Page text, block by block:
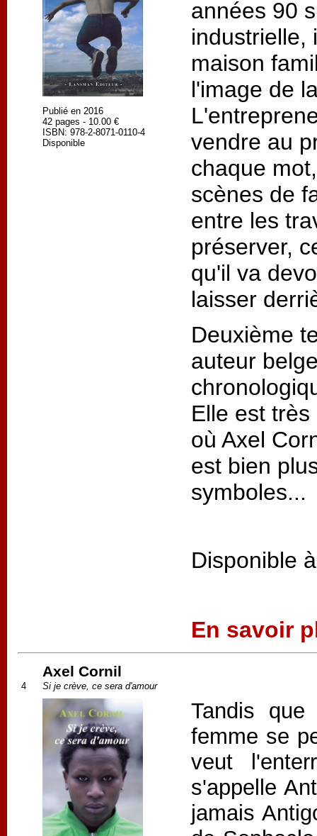
Publié en 2016
42 pages - 10.00 €
ISBN: 978-2-8071-0110-4
Disponible
années 90
industrielle,
maison
l'image de
vendre au
chaque
scènes de
entre les
préserver,
qu'il va
laisser
Deuxième
auteur
Elle est
où Axel
est bien
symboles...
Disponible
En savoir
4
Axel Cornil
Si je crève, ce sera d'amour
Tandis
femme se
veut
s'appelle
jamais